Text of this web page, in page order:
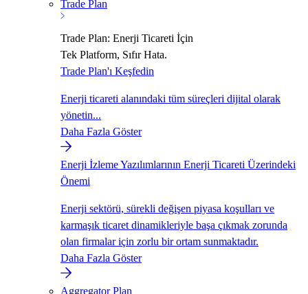
Trade Plan
Trade Plan: Enerji Ticareti İçin
Tek Platform, Sıfır Hata.
Trade Plan'ı Keşfedin
Enerji ticareti alanındaki tüm süreçleri dijital olarak
yönetin...
Daha Fazla Göster
Enerji İzleme Yazılımlarının Enerji Ticareti Üzerindeki
Önemi
Enerji sektörü, sürekli değişen piyasa koşulları ve
karmaşık ticaret dinamikleriyle başa çıkmak zorunda
olan firmalar için zorlu bir ortam sunmaktadır.
Daha Fazla Göster
Aggregator Plan